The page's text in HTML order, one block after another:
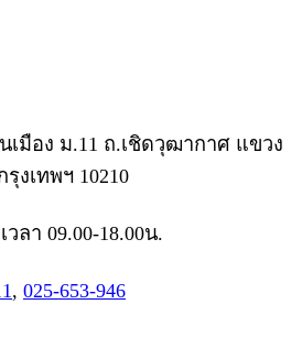
เมือง ม.11 ถ.เชิดวุฒากาศ แขวง
งเทพฯ 10210
ลา 09.00-18.00น.
, 025-653-946